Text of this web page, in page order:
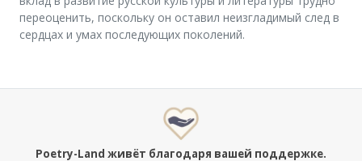
переоценить, поскольку он оставил неизгладимый след в
сердцах и умах последующих поколений.
Poetry-Land живёт благодаря вашей поддержке.